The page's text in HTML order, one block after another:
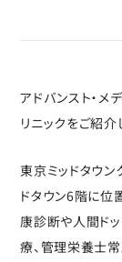
アドバンスト・メ
リニックをご紹介
東京ミッドタウン
ドタウン6階に位
康診断や人間ド
療、管理栄養士常